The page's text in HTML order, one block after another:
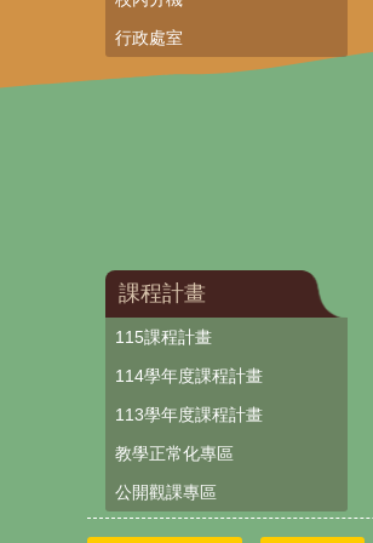
行政處室
課程計畫
115課程計畫
114學年度課程計畫
113學年度課程計畫
教學正常化專區
公開觀課專區